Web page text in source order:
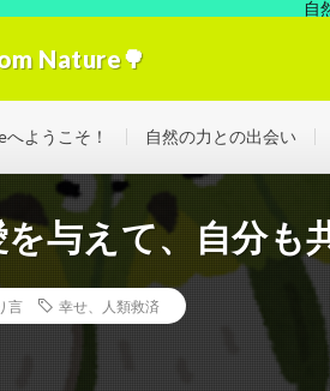
自
Nature🌳
ようこそ！ 自然の力との出会い
を与えて、自分も
言 幸せ、人類救済